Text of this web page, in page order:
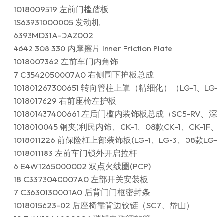
1018009519 左前门槛踏板
1S63931000005 发动机
6393MD31A-DAZ002
4642 308 330 内摩擦片 Inner Friction Plate
1018007362 左前车门内角饰
7 C3542050007A0 右侧围下护板总成
101801267300651 转向管柱上罩（精细化）（LG-1、
1018017629 右前座椅左护板
101801437400661 左后门槛内装饰板总成（SC5-RV、
1018010045 钢夹(利民内饰、CK-1、08款CK-1、CK-1F
1018011226 前保险杠上部装饰板(LG-1、LG-3、08款
1018011183 左前车门锁外开启拉杆
6 E4W1265000002 双点火线圈(PCP)
18 C3373040007A0 左部开关安装板
7 C3630130001A0 后背门门框密封条
1018015623-02 后座椅靠背边铰链（SC7、岱山）